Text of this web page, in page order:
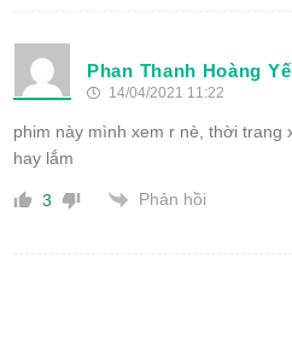
Phan Thanh Hoàng
14/04/2021 11:22
phim này mình xem r nè, thời trang
hay lắm
3 Phản hồi